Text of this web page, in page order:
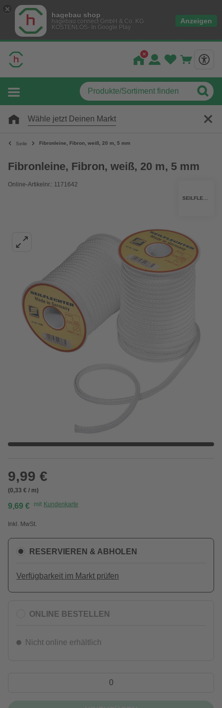
hagebau shop
hagebau connect GmbH & Co. KG
KOSTENLOS- In Google Play
Anzeigen
Wähle jetzt Deinen Markt
Seile Fibronleine, Fibron, weiß, 20 m, 5 mm
Fibronleine, Fibron, weiß, 20 m, 5 mm
Online-Artikelnr.: 1171642
9,99 €
(0,33 € / m)
9,69 € mit Kundenkarte
Inkl. MwSt.
RESERVIEREN & ABHOLEN
Verfügbarkeit im Markt prüfen
ONLINE BESTELLEN
Nicht online erhältlich